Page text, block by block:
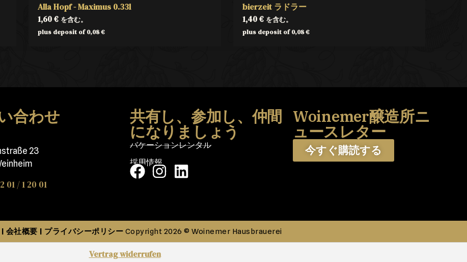
Alla Hopf - Maximus 0.33l
1,60€ を含む。
plus deposit of0,08€
bierzeit ラドラー
1,40€ を含む。
plus deposit of0,08€
合わせ
23
01 / 1 20 01
共有し、参加し、仲間
になりましょう
バケーションレンタル
採用情報
Woinemer醸造所ニ
ュースレター
今すぐ購読する
会社概要 プライバシーポリシー Copyright 2026 © Woinemer Hausbrauerei
Vertrag widerrufen